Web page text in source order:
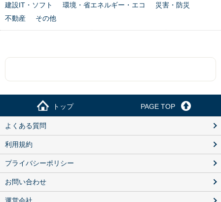
建設IT・ソフト
環境・省エネルギー・エコ
災害・防災
不動産
その他
トップ PAGE TOP
よくある質問
利用規約
プライバシーポリシー
お問い合わせ
運営会社